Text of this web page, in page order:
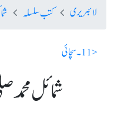
لائبریری کتب سلسلہ
< 11 ۔ سچائی
شمائل محمد